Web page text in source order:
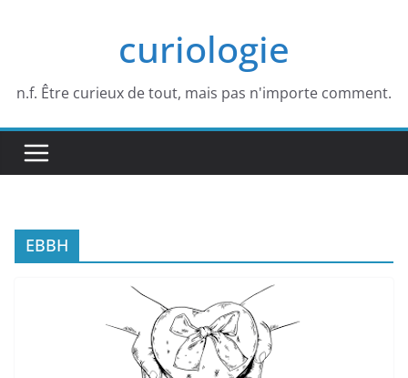
curiologie
n.f. Être curieux de tout, mais pas n'importe comment.
EBBH